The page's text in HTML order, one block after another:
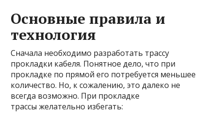
Основные правила и
технология
Сначала необходимо разработать трассу
прокладки кабеля. Понятное дело, что при
прокладке по прямой его потребуется меньшее
количество. Но, к сожалению, это далеко не
всегда возможно. При прокладке
трассы желательно избегать: